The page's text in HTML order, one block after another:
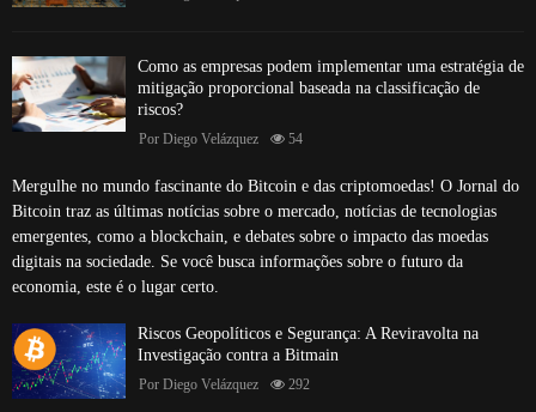
Como as empresas podem implementar uma estratégia de
mitigação proporcional baseada na classificação de
riscos?
Por Diego Velázquez 54
Mergulhe no mundo fascinante do Bitcoin e das criptomoedas! O Jornal do
Bitcoin traz as últimas notícias sobre o mercado, notícias de tecnologias
emergentes, como a blockchain, e debates sobre o impacto das moedas
digitais na sociedade. Se você busca informações sobre o futuro da
economia, este é o lugar certo.
Riscos Geopolíticos e Segurança: A Reviravolta na
Investigação contra a Bitmain
Por Diego Velázquez 292